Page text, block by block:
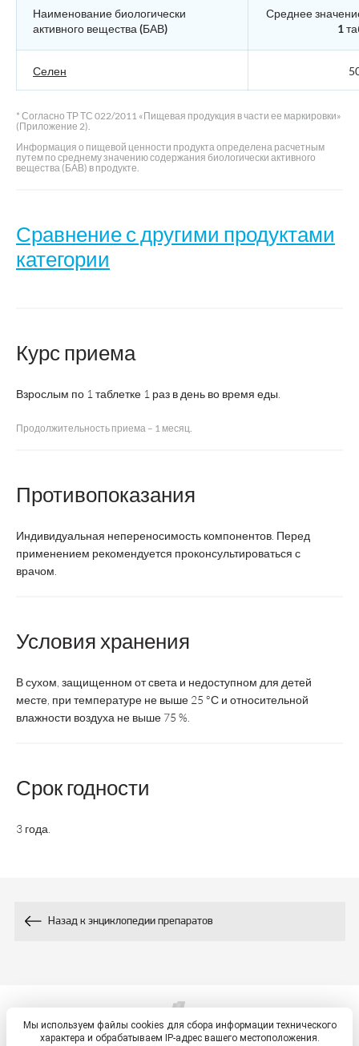
Наименование биологически
активного вещества (БАВ)
Среднее
1
Селен
* Согласно ТР ТС 022/2011 «Пищевая продукция в части ее маркировки»
(Приложение 2).
Информация о пищевой ценности продукта определена расчетным
путем по среднему значению содержания биологически активного
вещества (БАВ) в продукте.
Сравнение с другими продуктами
категории
Форма выпуска
Суточная доза 1 таблетка
Селен, мкг 50
Селеновые дрожжи
Селена глицинат
Курс приема
Взрослым по 1 таблетке 1 раз в день во время еды.
Продолжительность приема – 1 месяц.
Противопоказания
Индивидуальная непереносимость компонентов. Перед
применением рекомендуется проконсультироваться с
врачом.
Условия хранения
В сухом, защищенном от света и недоступном для детей
месте, при температуре не выше 25 °С и относительной
влажности воздуха не выше 75 %.
Срок годности
3 года.
Назад к энциклопедии препаратов
© 2026, ETM - портал
Мы используем файлы cookies для сбора информации технического
характера и обрабатываем IP-адрес вашего местоположения.